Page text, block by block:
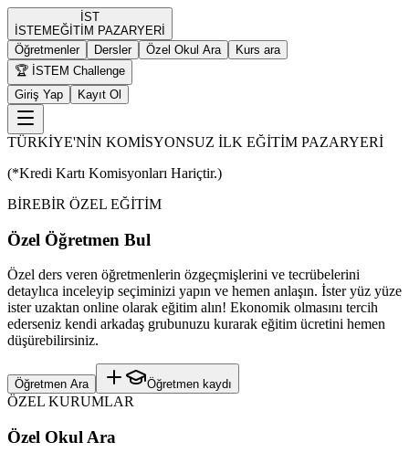
İST
İSTEM EĞİTİM PAZARYERİ
Öğretmenler
Dersler Özel Okul Ara
Kurs ara
🏆 İSTEM Challenge
Giriş Yap
Kayıt Ol
TÜRKİYE'NİN KOMİSYONSUZ İLK EĞİTİM PAZARYERİ
(*Kredi Kartı Komisyonları Hariçtir.)
BİREBİR ÖZEL EĞİTİM
Özel Öğretmen Bul
Özel ders veren öğretmenlerin özgeçmişlerini ve tecrübelerini
detaylıca inceleyip seçiminizi yapın ve hemen anlaşın. İster yüz yüze
ister uzaktan online olarak eğitim alın! Ekonomik olmasını tercih
ederseniz kendi arkadaş grubunuzu kurarak eğitim ücretini hemen
düşürebilirsiniz.
Öğretmen Ara Öğretmen kaydı
ÖZEL KURUMLAR
Özel Okul Ara